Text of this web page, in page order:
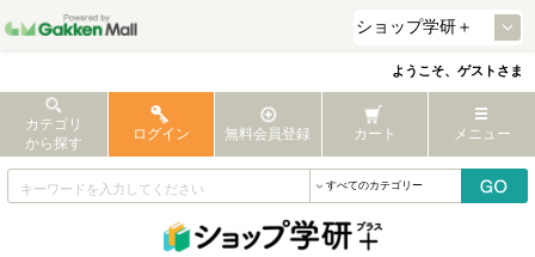
ようこそ、ゲストさま
カテゴリ
から探す
ログイン 無料会員登録 カート メニュー